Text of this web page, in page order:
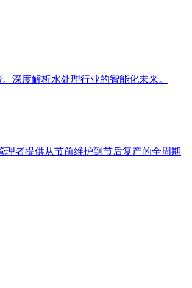
深度解析水处理行业的智能化未来。
者提供从节前维护到节后复产的全周期